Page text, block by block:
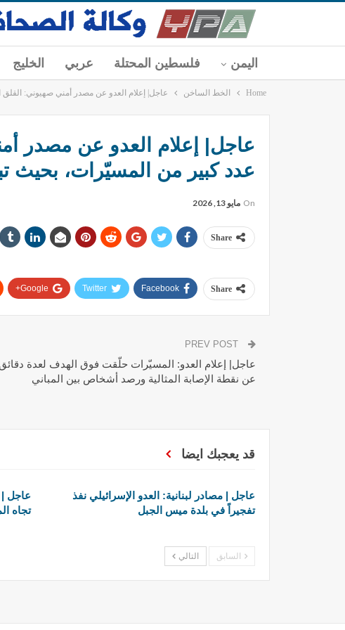
اليمن فلسطين المحتلة عربي الخليج
Home الخط الساخن عاجل| إعلام العدو عن مصدر أمني صهيوني:
عاجل| إعلام العدو عن مصدر
عدد كبير من المسيّرات،
On مايو 13, 2026
Share
Share
Facebook
Twitter
Google+
عاجل| إعلام العدو: المسيّرات حلّقت فوق الهدف لعدة
عن نقطة الإصابة المثالية ورصد أشخاص بين المباني
قد يعجبك ايضا
عاجل | مصادر لبنانية: العدو الإسرائيلي نفذ
تفجيراً في بلدة ميس الجبل
عاجل |
تجاه
السابق التالي